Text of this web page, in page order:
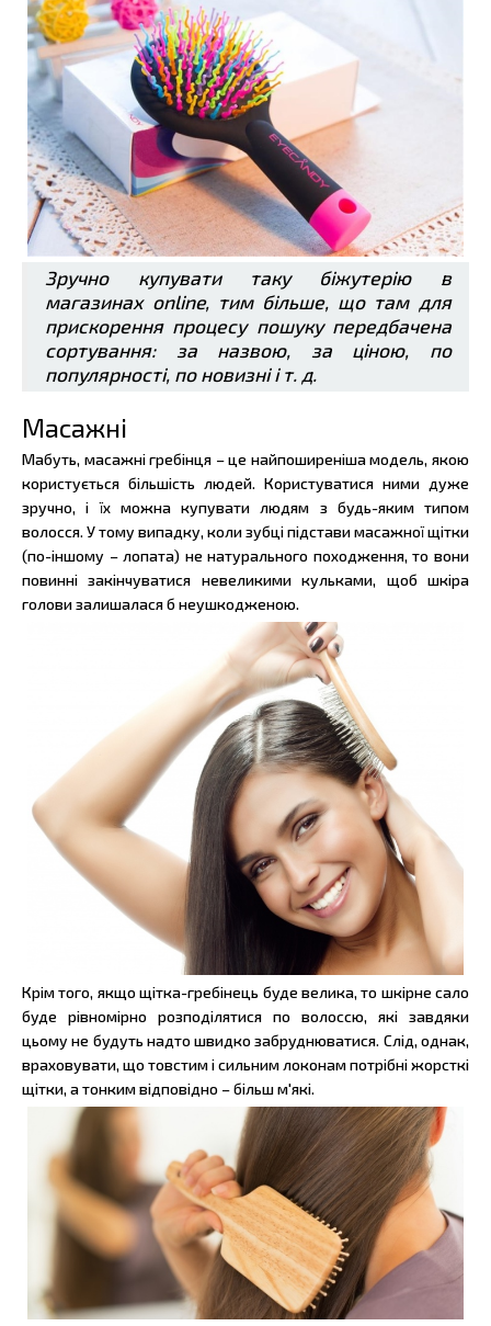
Зручно купувати таку біжутерію в
магазинах online, тим більше, що там для
прискорення процесу пошуку передбачена
сортування: за назвою, за ціною, по
популярності, по новизні і т. д.
Масажні
Мабуть, масажні гребінця – це найпоширеніша модель, якою
користується більшість людей. Користуватися ними дуже
зручно, і їх можна купувати людям з будь-яким типом
волосся. У тому випадку, коли зубці підстави масажної щітки
(по-іншому – лопата) не натурального походження, то вони
повинні закінчуватися невеликими кульками, щоб шкіра
голови залишалася б неушкодженою.
Крім того, якщо щітка-гребінець буде велика, то шкірне сало
буде рівномірно розподілятися по волоссю, які завдяки
цьому не будуть надто швидко забруднюватися. Слід, однак,
враховувати, що товстим і сильним локонам потрібні жорсткі
щітки, а тонким відповідно – більш м'які.